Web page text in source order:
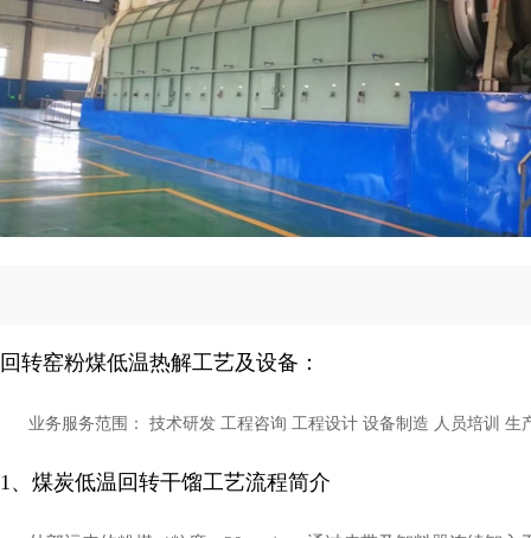
回转窑粉煤低温热解工艺及设备：
业务服务范围： 技术研发 工程咨询 工程设计 设备制造 人员培训 生
1、 煤炭低温回转干馏工艺流程简介